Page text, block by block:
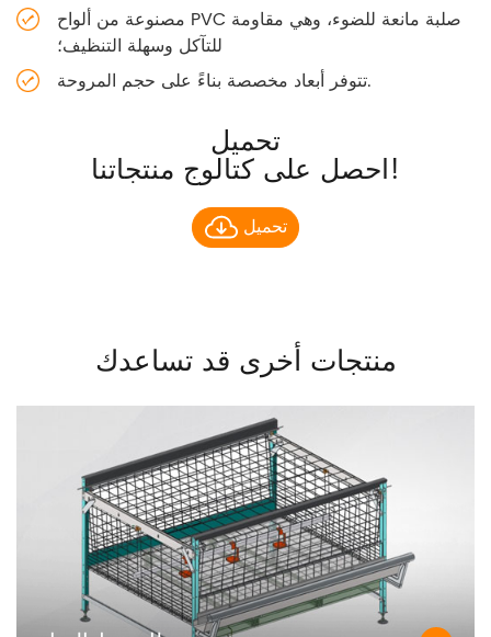
مصنوعة من ألواح PVC صلبة مانعة للضوء، وهي مقاومة
للتآكل وسهلة التنظيف؛
تتوفر أبعاد مخصصة بناءً على حجم المروحة.
تحميل
احصل على كتالوج منتجاتنا!
تحميل
منتجات أخرى قد تساعدك